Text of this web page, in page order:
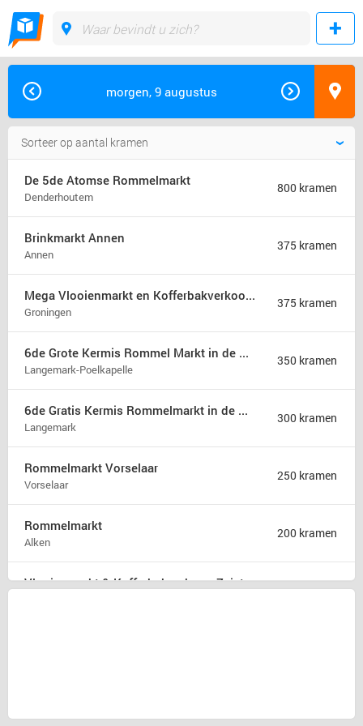
morgen, 9 augustus
De 5de Atomse Rommelmarkt
Denderhoutem
800 kramen
Brinkmarkt Annen
Annen
375 kramen
Mega Vlooienmarkt en Kofferbakverkoop Groningen (mega markt)
Groningen
375 kramen
6de Grote Kermis Rommel Markt in de Madonna
Langemark-Poelkapelle
350 kramen
6de Gratis Kermis Rommelmarkt in de Madonna
Langemark
300 kramen
Rommelmarkt Vorselaar
Vorselaar
250 kramen
Rommelmarkt
Alken
200 kramen
Vlooienmarkt & Kofferbakverkoop Zeist 175 kramen